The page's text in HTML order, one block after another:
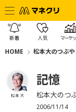
新着 人気 マーケ
HOME 松本大のつぶや
松本 大
記憶
松本大のつ
2006/11/14